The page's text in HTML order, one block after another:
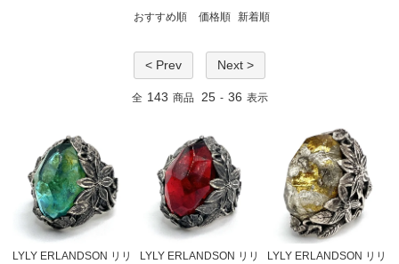
おすすめ順 価格順 新着順
< Prev Next >
全 143 商品 25 - 36 表示
LYLY ERLANDSON リリ
LYLY ERLANDSON リリ
LYLY ERLANDSON リリ